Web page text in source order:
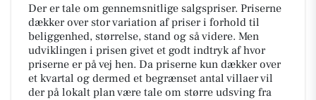
Der er tale om gennemsnitlige salgspriser. Priserne
dækker over stor variation af priser i forhold til
beliggenhed, størrelse, stand og så videre. Men
udviklingen i prisen givet et godt indtryk af hvor
priserne er på vej hen. Da priserne kun dækker over
et kvartal og dermed et begrænset antal villaer vil
der på lokalt plan være tale om større udsving fra